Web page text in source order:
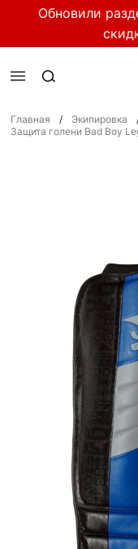
Обновили
Главная / Экипировка
Защита голени Bad Boy